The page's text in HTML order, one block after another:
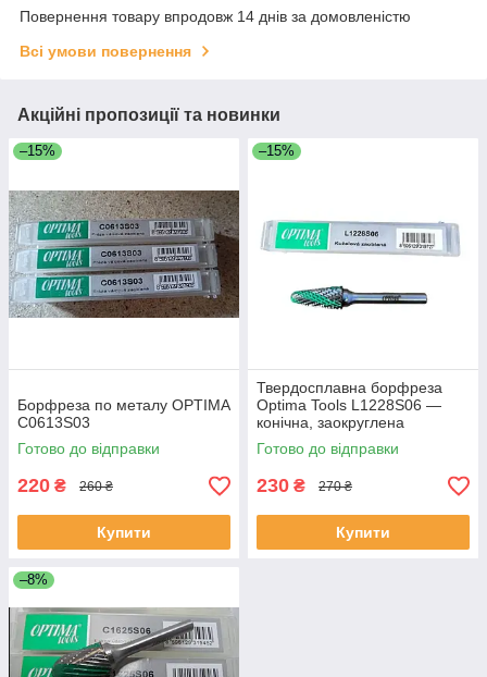
Повернення товару впродовж 14 днів за домовленістю
Всі умови повернення
Акційні пропозиції та новинки
–15%
Борфреза по металу OPTIMA
C0613S03
Готово до відправки
220 ₴ 260 ₴
Купити
–15%
Твердосплавна борфреза
Optima Tools L1228S06 —
конічна, заокруглена
Готово до відправки
230 ₴ 270 ₴
Купити
–8%